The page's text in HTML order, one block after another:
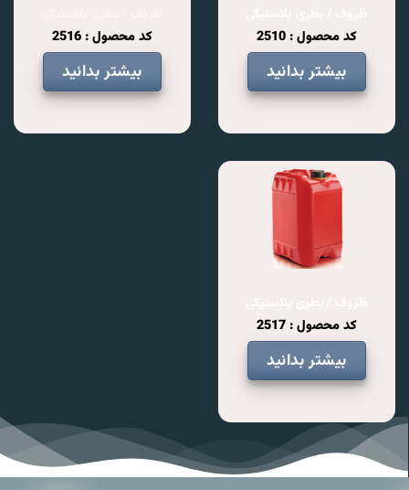
کد محصول : 2510
بیشتر بدانید
کد محصول : 2516
بیشتر بدانید
کد محصول : 2517
بیشتر بدانید